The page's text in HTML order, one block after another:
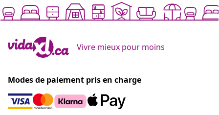
Vivre mieux pour moins
Modes de paiement pris en charge